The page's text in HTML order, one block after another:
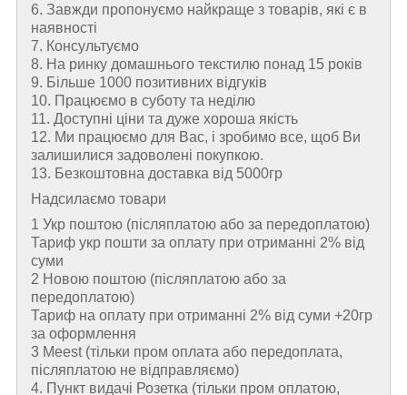
6. Завжди пропонуємо найкраще з товарів, які є в
наявності
7. Консультуємо
8. На ринку домашнього текстилю понад 15 років
9. Більше 1000 позитивних відгуків
10. Працюємо в суботу та неділю
11. Доступні ціни та дуже хороша якість
12. Ми працюємо для Вас, і зробимо все, щоб Ви
залишилися задоволені покупкою.
13. Безкоштовна доставка від 5000гр
Надсилаємо товари
1 Укр поштою (пiсляплатою або за передоплатою)
Тариф укр пошти за оплату при отриманні 2% від
суми
2 Новою поштою (пiсляплатою або за
передоплатою)
Тариф на оплату при отриманні 2% від суми +20гр
за оформлення
3 Meest (тільки пром оплата або передоплата,
післяплатою не відправляємо)
4. Пункт видачі Розетка (тільки пром оплатою,